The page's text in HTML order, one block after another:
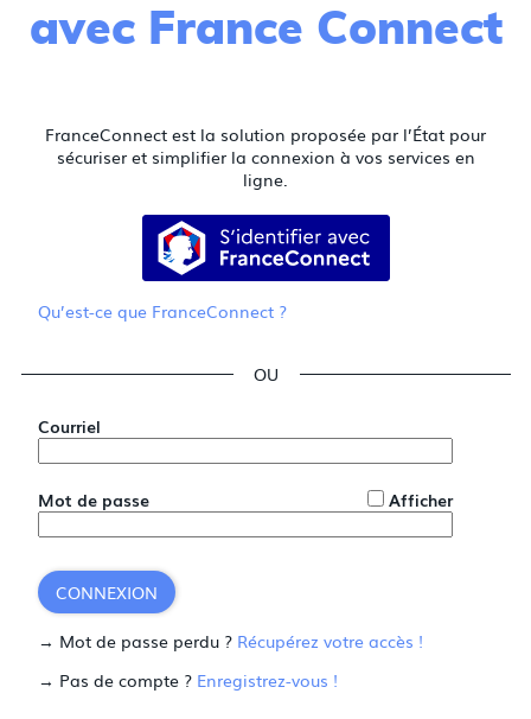
avec France Connect
FranceConnect est la solution proposée par l’État pour
sécuriser et simplifier la connexion à vos services en
ligne.
S’identifier avec FranceConnect
Qu’est-ce que FranceConnect ?
Courriel
Mot de passe Afficher
CONNEXION
→ Mot de passe perdu ? Récupérez votre accès !
→ Pas de compte ? Enregistrez-vous !